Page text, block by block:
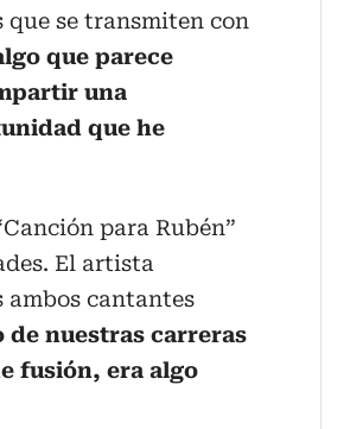
se transmiten con
que parece
una
que he
para Rubén”
El artista
ambos cantantes
de nuestras carreras
fusión, era algo